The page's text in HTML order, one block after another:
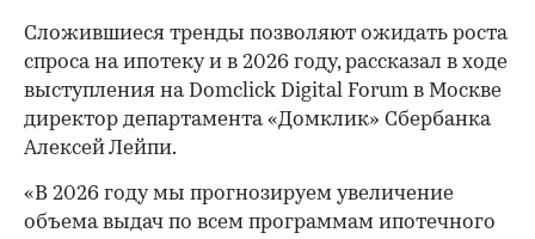
Сложившиеся тренды позволяют ожидать роста
спроса на ипотеку и в 2026 году, рассказал в ходе
выступления на Domclick Digital Forum в Москве
директор департамента «Домклик» Сбербанка
Алексей Лейпи.
«В 2026 году мы прогнозируем увеличение
объема выдач по всем программам ипотечного